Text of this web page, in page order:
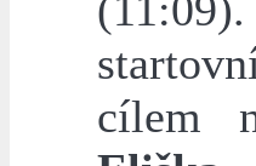
cílem